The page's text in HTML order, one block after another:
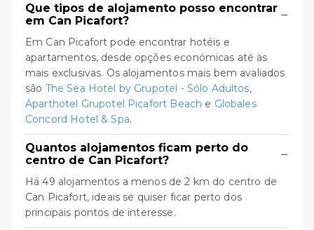
Que tipos de alojamento posso encontrar
em Can Picafort?
−
Em Can Picafort pode encontrar hotéis e
apartamentos, desde opções económicas até às
mais exclusivas. Os alojamentos mais bem avaliados
são The Sea Hotel by Grupotel - Sólo Adultos,
Aparthotel Grupotel Picafort Beach e Globales
Concord Hotel & Spa.
Quantos alojamentos ficam perto do
centro de Can Picafort?
−
Há 49 alojamentos a menos de 2 km do centro de
Can Picafort, ideais se quiser ficar perto dos
principais pontos de interesse.